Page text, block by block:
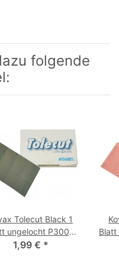
folgende
Tolecut Black 1
ungelocht P3000
29 x 35 mm
1,99 € *
Blatt